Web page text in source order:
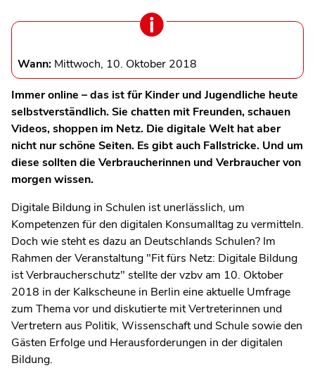
Wann: Mittwoch, 10. Oktober 2018
Immer online – das ist für Kinder und Jugendliche heute
selbstverständlich. Sie chatten mit Freunden, schauen
Videos, shoppen im Netz. Die digitale Welt hat aber
nicht nur schöne Seiten. Es gibt auch Fallstricke. Und um
diese sollten die Verbraucherinnen und Verbraucher von
morgen wissen.
Digitale Bildung in Schulen ist unerlässlich, um
Kompetenzen für den digitalen Konsumalltag zu vermitteln.
Doch wie steht es dazu an Deutschlands Schulen? Im
Rahmen der Veranstaltung "Fit fürs Netz: Digitale Bildung
ist Verbraucherschutz" stellte der vzbv am 10. Oktober
2018 in der Kalkscheune in Berlin eine aktuelle Umfrage
zum Thema vor und diskutierte mit Vertreterinnen und
Vertretern aus Politik, Wissenschaft und Schule sowie den
Gästen Erfolge und Herausforderungen in der digitalen
Bildung.